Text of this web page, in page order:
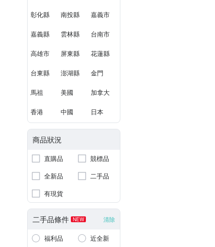
彰化縣 南投縣 嘉義市
嘉義縣 雲林縣 台南市
高雄市 屏東縣 花蓮縣
台東縣 澎湖縣 金門
馬祖 美國 加拿大
香港 中國 日本
商品狀況
直購品
競標品
全新品
二手品
有現貨
二手品條件 NEW 清除
福利品
近全新